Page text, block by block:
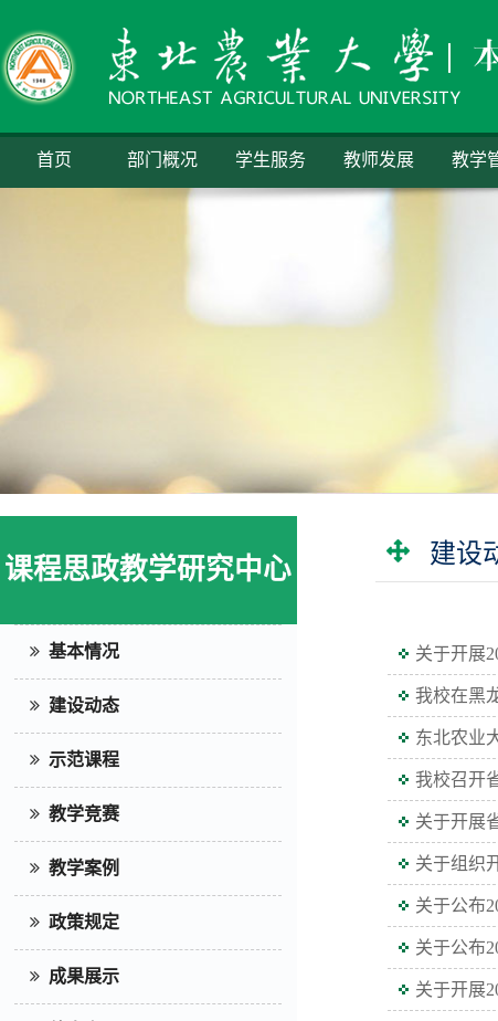
首页 部门概况 学生服务 教师发展 教学
课程思政教学研究中心
基本情况
建设动态
示范课程
教学竞赛
教学案例
政策规定
成果展示
建设
关于开展
我校在黑
东北农业
我校召开
关于开展
关于组织
关于公布
关于公布
关于开展